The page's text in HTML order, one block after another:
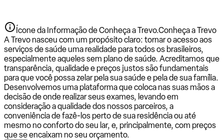
Ícone da Informação de Conheça a Trevo.Conheça a Trevo
A Trevo nasceu com um propósito claro: tornar o acesso aos
serviços de saúde uma realidade para todos os brasileiros,
especialmente aqueles sem plano de saúde. Acreditamos que
transparência, qualidade e preços justos são fundamentais
para que você possa zelar pela sua saúde e pela de sua família.
Desenvolvemos uma plataforma que coloca nas suas mãos a
decisão de onde realizar seus exames, levando em
consideração a qualidade dos nossos parceiros, a
conveniência de fazê-los perto de sua residência ou até
mesmo no conforto do seu lar, e, principalmente, com preços
que se encaixam no seu orçamento.